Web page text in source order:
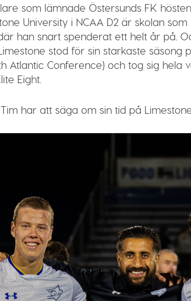
som lämnade Östersunds FK
University i NCAA D2 är skolan
han snart spenderat ett helt år på.
stod för sin starkaste säsong
Atlantic Conference) och tog sig hela
Eight.
har att säga om sin tid på